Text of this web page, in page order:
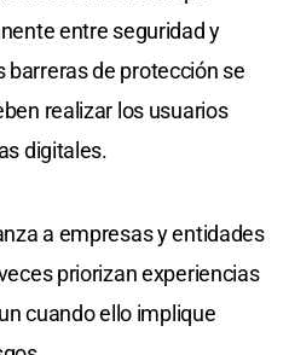
entre seguridad y
de protección se
realizar los usuarios
digitales.
a empresas y entidades
priorizan experiencias
cuando ello implique